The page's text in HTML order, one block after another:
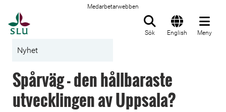
Medarbetarwebben
Sök English Meny
Nyhet
Spårväg - den hållbaraste
utvecklingen av Uppsala?